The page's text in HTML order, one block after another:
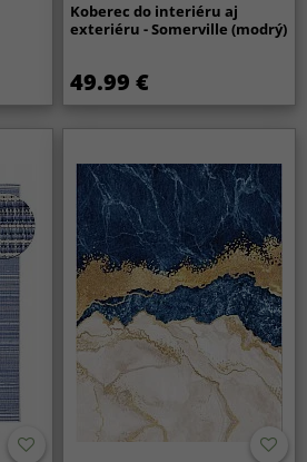
Koberec do interiéru aj
exteriéru - Somerville (modrý)
49.99 €